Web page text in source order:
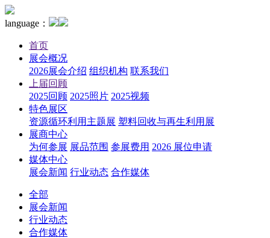
language：
首页
展会概况
2026展会介绍 组织机构 联系我们
上届回顾
2025回顾 2025照片 2025视频
特色展区
资源循环利用主题展 塑料回收与再生利用展
展商中心
为何参展 展品范围 参展费用 2026 展位申请
媒体中心
展会新闻 行业动态 合作媒体
全部
展会新闻
行业动态
合作媒体